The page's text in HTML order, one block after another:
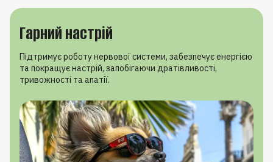
Гарний настрій
Підтримує роботу нервової системи, забезпечує енергією
та покращує настрій, запобігаючи дратівливості,
тривожності та апатії.